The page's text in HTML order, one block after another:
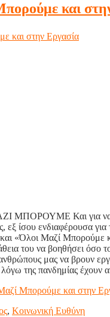
και
και στην Εργασία
ΜΠΟΡΟΥΜΕ Και για να
εξ ίσου ενδιαφέρουσα
«Όλοι Μαζί Μπορούμε
του να βοηθήσει όσο
μας να βρουν
της πανδημίας έχουν
Μπορούμε και στην
, Κοινωνική Ευθύνη